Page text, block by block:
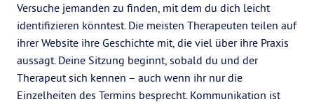
Versuche jemanden zu finden, mit dem du dich leicht
identifizieren könntest. Die meisten Therapeuten teilen auf
ihrer Website ihre Geschichte mit, die viel über ihre Praxis
aussagt. Deine Sitzung beginnt, sobald du und der
Therapeut sich kennen – auch wenn ihr nur die
Einzelheiten des Termins besprecht. Kommunikation ist